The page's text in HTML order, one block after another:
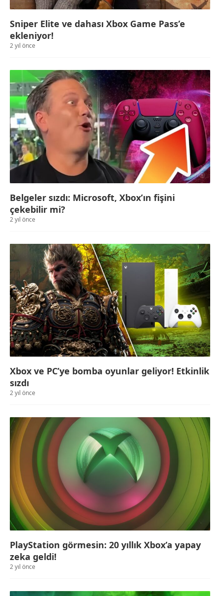
Sniper Elite ve dahası Xbox Game Pass’e
ekleniyor!
2 yıl önce
Belgeler sızdı: Microsoft, Xbox’ın fişini
çekebilir mi?
2 yıl önce
Xbox ve PC’ye bomba oyunlar geliyor! Etkinlik
sızdı
2 yıl önce
PlayStation görmesin: 20 yıllık Xbox’a yapay
zeka geldi!
2 yıl önce